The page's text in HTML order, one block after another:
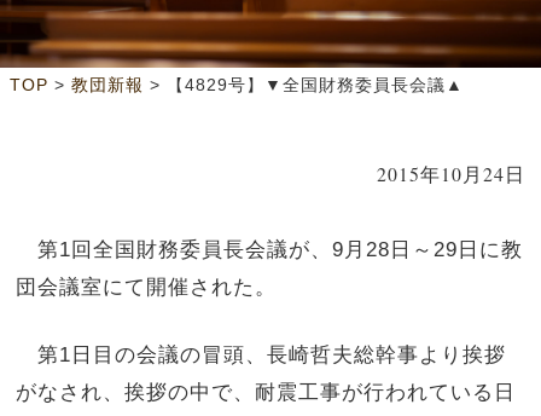
TOP > 教団新報 > 【4829号】▼全国財務委員長会議▲
2015年10月24日
第1回全国財務委員長会議が、9月28日～29日に教
団会議室にて開催された。
第1日目の会議の冒頭、長崎哲夫総幹事より挨拶
がなされ、挨拶の中で、耐震工事が行われている日